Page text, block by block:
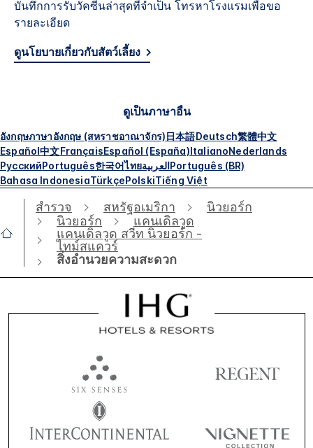
บันทึกการรับวัคซีนล่าสุดที่จำเป็น โทรหาโรงแรมเพื่อขอ
รายละเอียด
ดูนโยบายเกี่ยวกับสัตว์เลี้ยง
ดูเป็นภาษาอื่น
อังกฤษภาษาอังกฤษ (สหราชอาณาจักร)日本語Deutsch繁體中文
Español中文FrançaisEspañol (España)ItalianoNederlands
РусскийPortuguês한국어ไทยالعربيةPortuguês (BR)
Bahasa IndonesiaTürkçePolskiTiếng Việt
สำรวจ สหรัฐอเมริกา
นิวยอร์ก
นิวยอร์ก
แคนเดิลวูด
แคนเดิลวูด สวีท นิวยอร์ก -
ไทม์สแควร์
สิ่งอำนวยความสะดวก